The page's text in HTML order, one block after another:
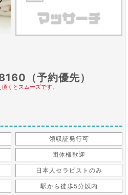
（予約優先）
くとスムーズです。
領収証発行可
団体様歓迎
日本人セラピストのみ
駅から徒歩5分以内